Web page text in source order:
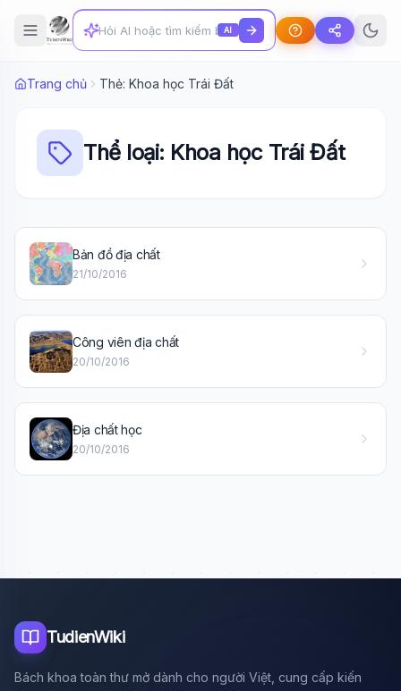
AI
Trang chủ Thẻ: Khoa học Trái Đất
Thể loại: Khoa học Trái Đất
Bản đồ địa chất
21/10/2016
Công viên địa chất
20/10/2016
Địa chất học
20/10/2016
TudienWiki
Bách khoa toàn thư mở dành cho người Việt, cung cấp kiến
🤖Wiki Trợ Lý
Tôi là trợ lý AI của TuDienWiki. Hãy hỏi tôi bất kỳ điều gì